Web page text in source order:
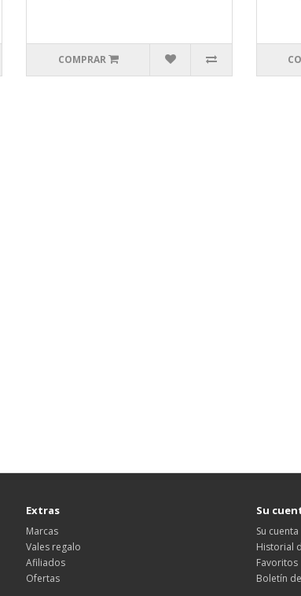
COMPRAR
Extras
Marcas
Vales regalo
Afiliados
Ofertas
Su
Su cuenta
Historial
Favoritos
Boletín